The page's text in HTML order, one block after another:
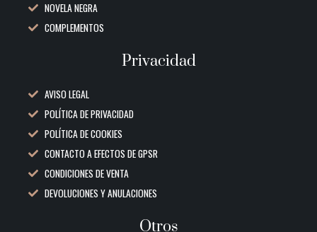
NOVELA NEGRA
COMPLEMENTOS
Privacidad
AVISO LEGAL
POLÍTICA DE PRIVACIDAD
POLÍTICA DE COOKIES
CONTACTO A EFECTOS DE GPSR
CONDICIONES DE VENTA
DEVOLUCIONES Y ANULACIONES
Otros